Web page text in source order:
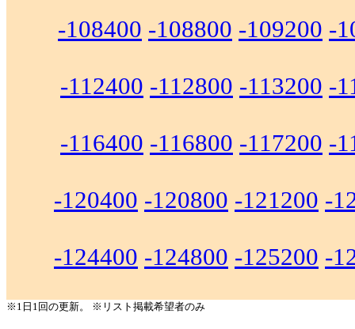
-108400 -108800 -109200 -
-112400 -112800 -113200 -
-116400 -116800 -117200 -
-120400 -120800 -121200 -
-124400 -124800 -125200 -
※1日1回の更新。 ※リスト掲載希望者のみ